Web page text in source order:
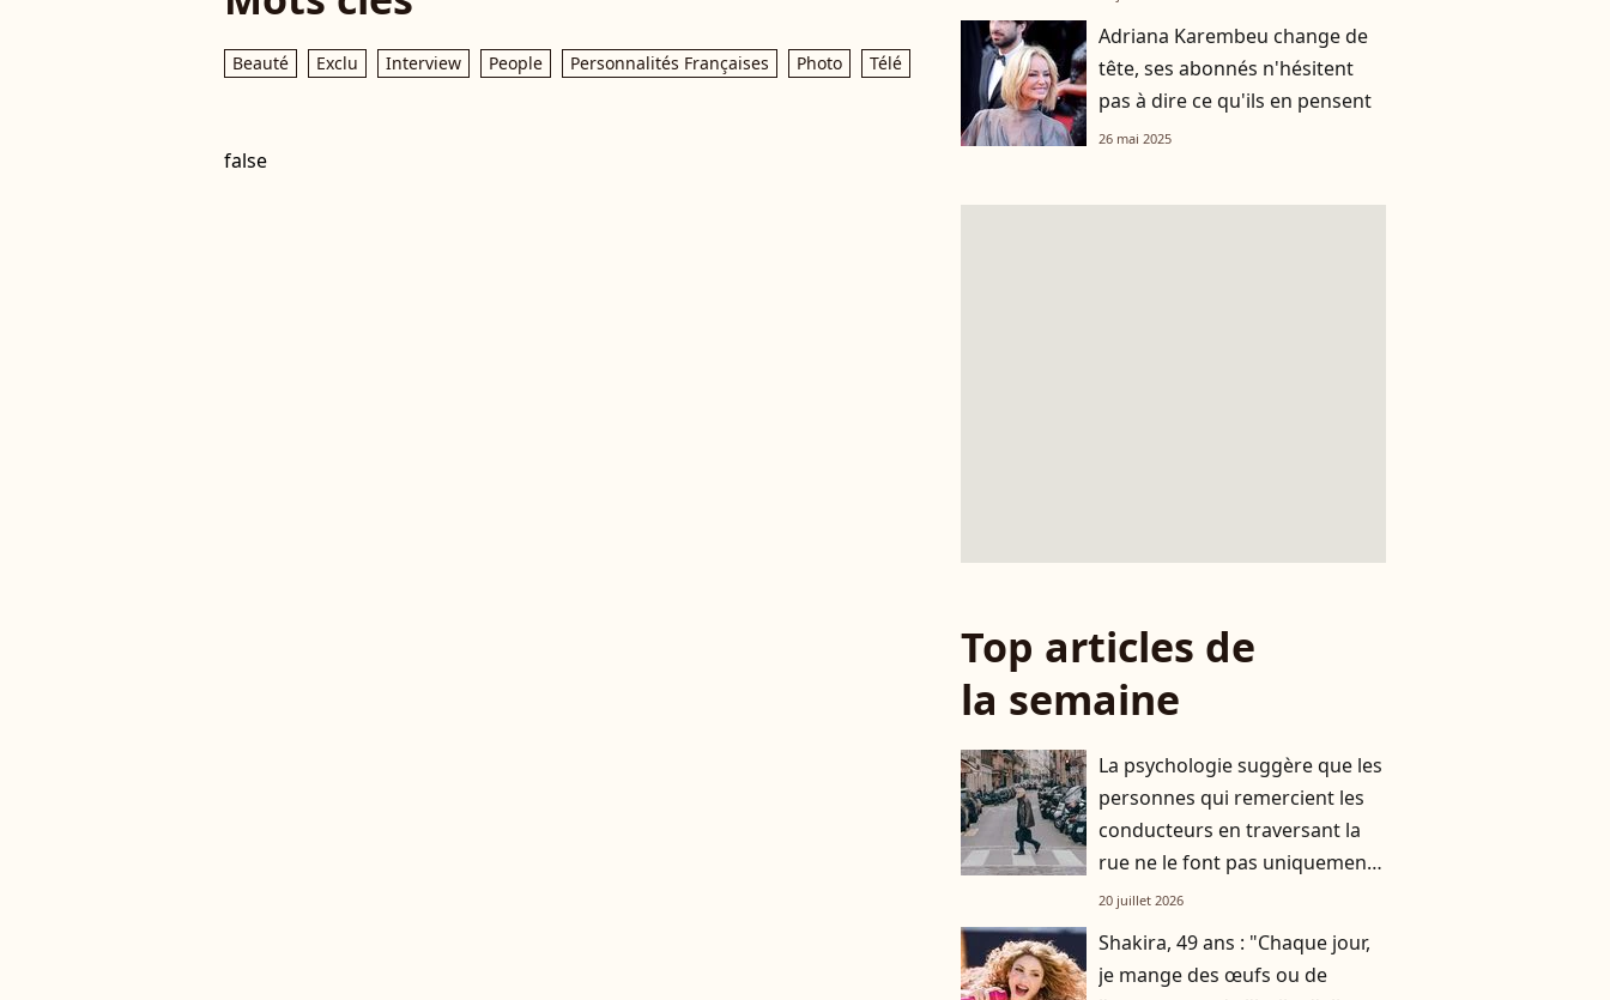
Beauté Exclu Interview People Personnalités Françaises Photo Télé
false
Adriana Karembeu change de
tête, ses abonnés n'hésitent
pas à dire ce qu'ils en pensent
26 mai 2025
Top articles de
la semaine
La psychologie suggère que les
personnes qui remercient les
conducteurs en traversant la
rue ne le font pas uniquement
par gratitude
20 juillet 2026
Shakira, 49 ans : "Chaque jour,
je mange des œufs ou de